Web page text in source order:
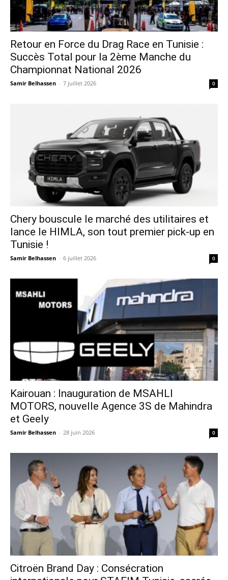
Retour en Force du Drag Race en Tunisie :
Succès Total pour la 2ème Manche du
Championnat National 2026
Samir Belhassen - 7 juillet 2026 0
Chery bouscule le marché des utilitaires et
lance le HIMLA, son tout premier pick-up en
Tunisie !
Samir Belhassen - 6 juillet 2026 0
Kairouan : Inauguration de MSAHLI
MOTORS, nouvelle Agence 3S de Mahindra
et Geely
Samir Belhassen - 28 juin 2026 0
Citroën Brand Day : Consécration